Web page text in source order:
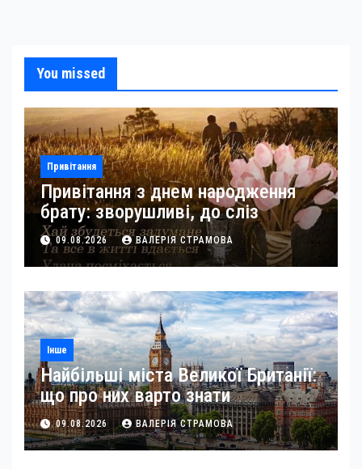
You missed
Привітання
Привітання з днем народження
брату: зворушливі, до сліз
09.08.2026 ВАЛЕРІЯ СТРАМОВА
Інше
Найбільші міста Великої Британії:
що про них варто знати
09.08.2026 ВАЛЕРІЯ СТРАМОВА